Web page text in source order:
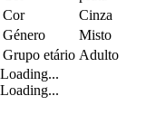
Cor
Cinza
Género
Misto
Grupo etário Adulto
Loading...
Loading...